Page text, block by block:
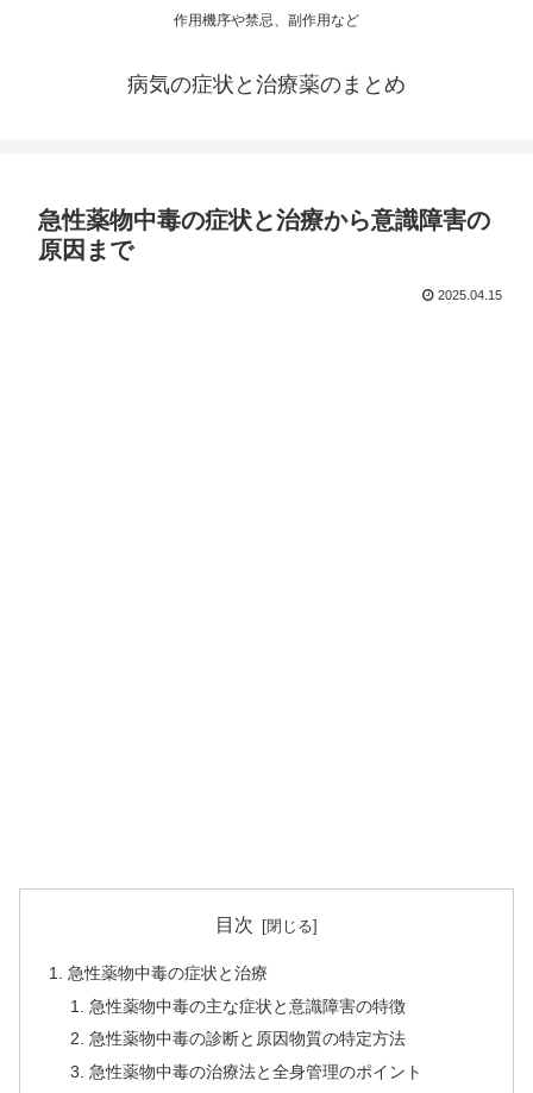
作用機序や禁忌、副作用など
病気の症状と治療薬のまとめ
急性薬物中毒の症状と治療から意識障害の
原因まで
2025.04.15
目次
急性薬物中毒の症状と治療
急性薬物中毒の主な症状と意識障害の特徴
急性薬物中毒の診断と原因物質の特定方法
急性薬物中毒の治療法と全身管理のポイント